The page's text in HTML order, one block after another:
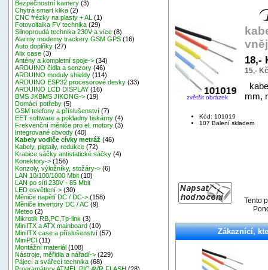
Bezpečnostní kamery (3)
Chytrá smart klika (2)
CNC frézky na plasty + AL
(1)
Fotovoltaika FV technika (29)
Silnoproudá technika 230V a více (8)
Alarmy modemy trackery GSM GPS (16)
Auto doplňky (27)
Alix case (3)
Antény a kompletní spoje-> (34)
ARDUINO čidla a senzory (46)
ARDUINO moduly shieldy (114)
ARDUINO ESP32 procesorové desky (33)
ARDUINO LCD DISPLAY (16)
BMS JKBMS JIKONG-> (19)
Domácí potřeby (5)
GSM telefony a příslušenství (7)
EET software a pokladny tiskárny (4)
Frekvenční měniče pro el. motory (3)
Integrované obvody (40)
Kabely vodiče cívky metráž (46)
Kabely, pigtaily, redukce (72)
Krabice sáčky antistatické sáčky (4)
Konektory-> (156)
Konzoly, výložníky, stožáry-> (6)
LAN 10/100/1000 Mbit (10)
LAN po síti 230V - 85 Mbit
LED osvětlení-> (30)
Měniče napětí DC / DC-> (158)
Měniče invertory DC / AC (9)
Meteo (2)
Mikrotik RB,PC,Tp-link (3)
MiniITX a ATX mainboard (10)
MiniITX case a příslušenství (57)
MiniPCI (11)
Montážní materiál (108)
Nástroje, měřidla a nářadí-> (229)
Pájecí a svářecí technika (68)
zvětšit obrázek
18,-
15,-
mm,
Kód: 101019
107 Balení skladem
Tento
Zákaznící,